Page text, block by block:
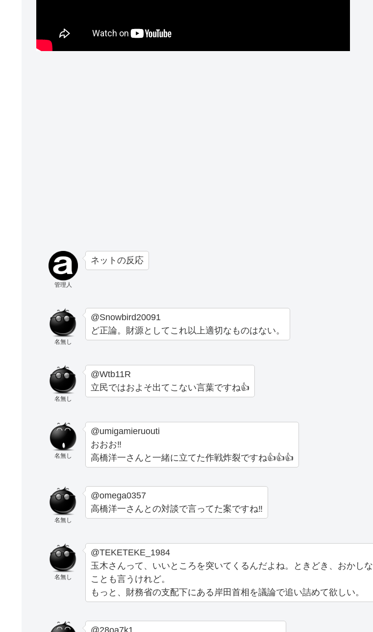
管理人
ネットの反応
名無し
@Snowbird20091
ど正論。財源としてこれ以上適切なものはない。
名無し
@Wtb11R
立民ではおよそ出てこない言葉ですね👍
名無し
@umigamieruouti
おおお‼️
高橋洋一さんと一緒に立てた作戦炸裂ですね👍👍👍
名無し
@omega0357
高橋洋一さんとの対談で言ってた案ですね‼️
名無し
@TEKETEKE_1984
玉木さんって、いいところを突いてくるんだよね。ときどき、おかしな
ことも言うけれど。
もっと、財務省の支配下にある岸田首相を議論で追い詰めて欲しい。
@28oa7k1